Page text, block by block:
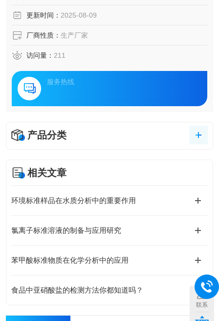
更新时间： 2025-08-09
厂商性质： 生产厂家
访问量： 211
服务热线
产品分类
相关文章
环境标准样品在水质分析中的重要作用
氯离子标准溶液的制备与应用研究
苯甲酸标准物质在化学分析中的应用
食品中亚硝酸盐的检测方法你都知道吗？
联系